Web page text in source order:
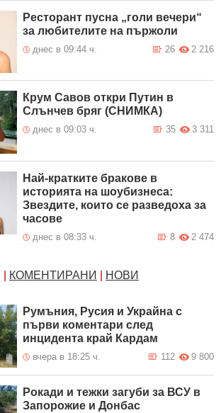
Ресторант пусна „голи вечери“
за любителите на пържоли
днес в 09:44 ч. 2 216
26
Крум Савов откри Путин в
Слънчев бряг (СНИМКА)
днес в 09:03 ч. 3 311
35
Най-кратките бракове в
историята на шоубизнеса:
Звездите, които се разведоха за
часове
днес в 08:33 ч. 2 474
8
КОМЕНТИРАНИ НОВИ
Румъния, Русия и Украйна с
първи коментари след
инцидента край Кардам
вчера в 18:25 ч. 9 800
112
Рокади и тежки загуби за ВСУ в
Запорожие и Донбас